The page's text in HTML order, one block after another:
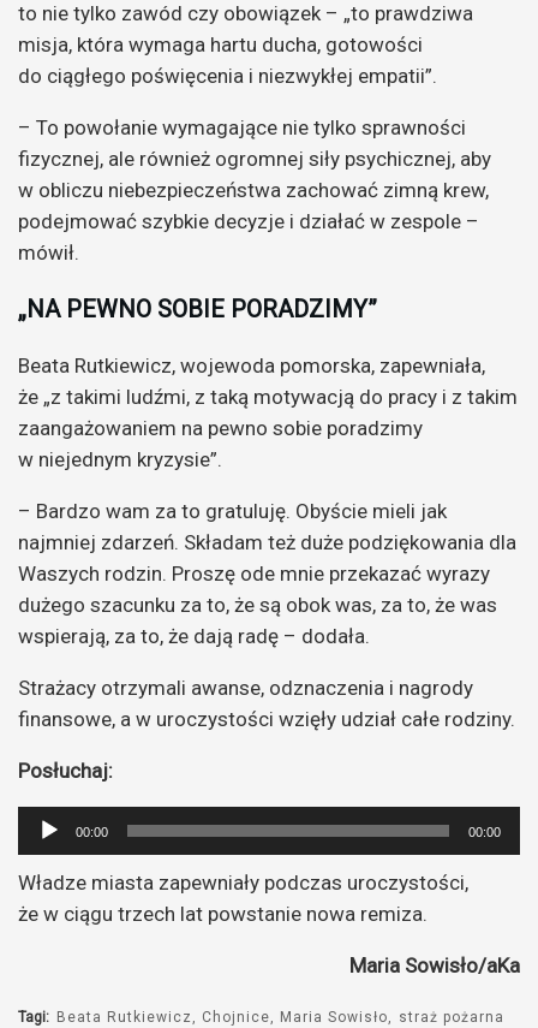
to nie tylko zawód czy obowiązek – „to prawdziwa
misja, która wymaga hartu ducha, gotowości
do ciągłego poświęcenia i niezwykłej empatii”.
– To powołanie wymagające nie tylko sprawności
fizycznej, ale również ogromnej siły psychicznej, aby
w obliczu niebezpieczeństwa zachować zimną krew,
podejmować szybkie decyzje i działać w zespole –
mówił.
„NA PEWNO SOBIE PORADZIMY”
Beata Rutkiewicz, wojewoda pomorska, zapewniała,
że „z takimi ludźmi, z taką motywacją do pracy i z takim
zaangażowaniem na pewno sobie poradzimy
w niejednym kryzysie”.
– Bardzo wam za to gratuluję. Obyście mieli jak
najmniej zdarzeń. Składam też duże podziękowania dla
Waszych rodzin. Proszę ode mnie przekazać wyrazy
dużego szacunku za to, że są obok was, za to, że was
wspierają, za to, że dają radę – dodała.
Strażacy otrzymali awanse, odznaczenia i nagrody
finansowe, a w uroczystości wzięły udział całe rodziny.
Posłuchaj:
Odtwarzacz
plików
dźwiękowych
00:00 00:00
Władze miasta zapewniały podczas uroczystości,
że w ciągu trzech lat powstanie nowa remiza.
Maria Sowisło/aKa
Tagi: Beata Rutkiewicz Chojnice Maria Sowisło straż pożarna